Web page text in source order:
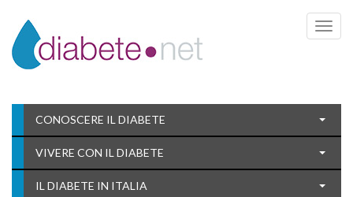
Toggle
CONOSCERE IL DIABETE
VIVERE CON IL DIABETE
IL DIABETE IN ITALIA